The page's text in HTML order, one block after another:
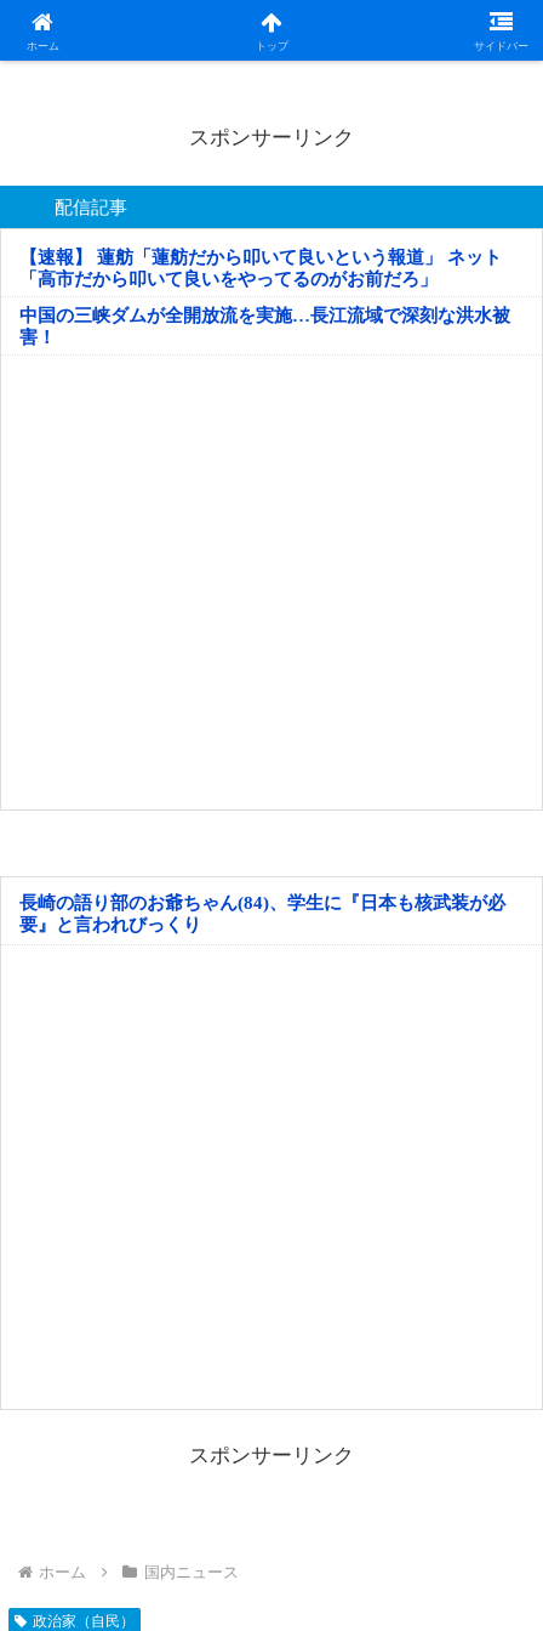
ホーム トップ サイドバー
日本第一！ニュース録
スポンサーリンク
配信記事
【速報】 蓮舫「蓮舫だから叩いて良いという報道」 ネット
「高市だから叩いて良いをやってるのがお前だろ」
中国の三峡ダムが全開放流を実施…長江流域で深刻な洪水被
害！
長崎の語り部のお爺ちゃん(84)、学生に『日本も核武装が必
要』と言われびっくり
スポンサーリンク
ホーム 国内ニュース
政治家（自民）